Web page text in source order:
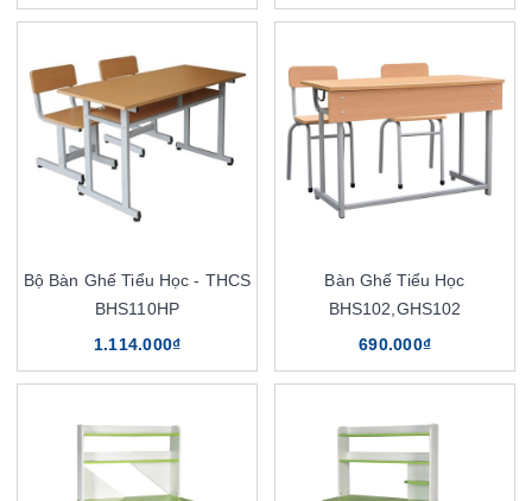
Bộ Bàn Ghế Tiểu Học - THCS
BHS110HP
1.114.000₫
Bàn Ghế Tiểu Học
BHS102,GHS102
690.000₫